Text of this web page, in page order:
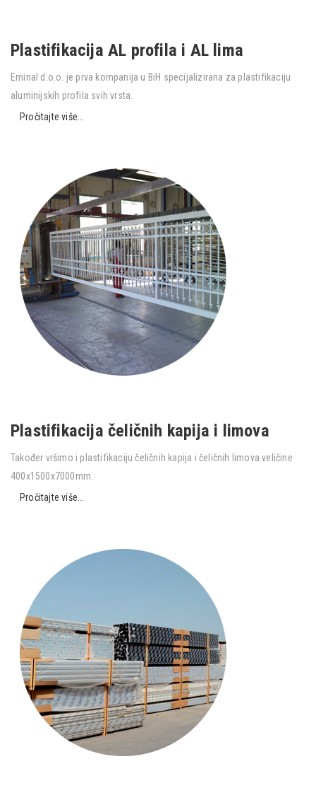
Plastifikacija AL profila i AL lima
Eminal d.o.o. je prva kompanija u BiH specijalizirana za plastifikaciju
aluminijskih profila svih vrsta.
Pročitajte više...
Plastifikacija čeličnih kapija i limova
Također vršimo i plastifikaciju čeličnih kapija i čeličnih limova veličine
400x1500x7000mm.
Pročitajte više...